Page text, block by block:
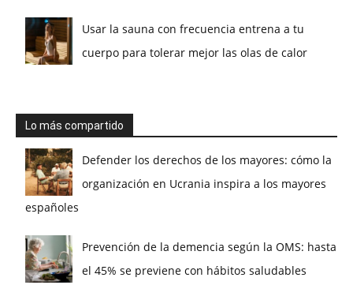
Usar la sauna con frecuencia entrena a tu
cuerpo para tolerar mejor las olas de calor
Lo más compartido
Defender los derechos de los mayores: cómo la
organización en Ucrania inspira a los mayores
españoles
Prevención de la demencia según la OMS: hasta
el 45% se previene con hábitos saludables